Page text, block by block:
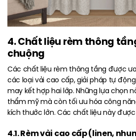
4. Chất liệu rèm thông
chuộng
Các chất liệu rèm thông tầng được
các loại vải cao cấp, giải pháp tự
may kết hợp hai lớp. Những lựa chọn
thẩm mỹ mà còn tối ưu hóa công
kích thước lớn. Các chất liệu này
4.1. Rèm vải cao cấp (linen,